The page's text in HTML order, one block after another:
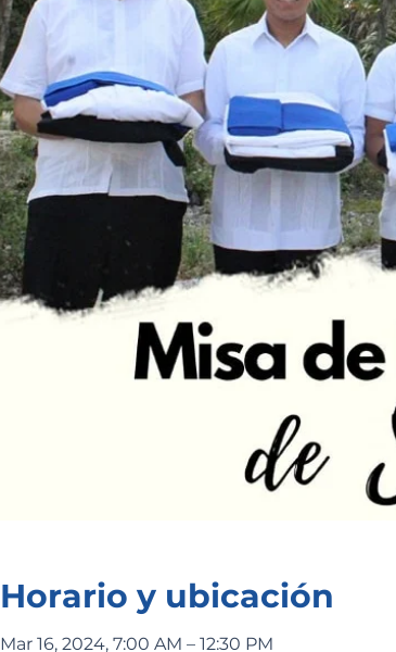
Horario y ubicación
Mar 16, 2024, 7:00 AM – 12:30 PM